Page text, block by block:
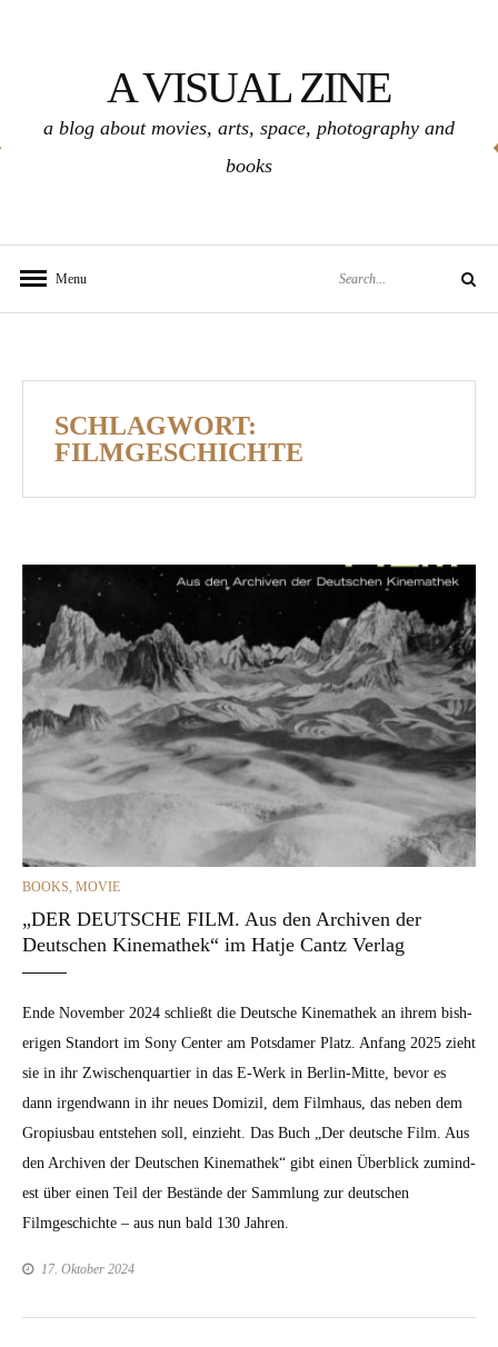
A VISUAL ZINE
a blog about movies, arts, space, photography and
books
Menu Search
SCHLAGWORT:
FILMGESCHICHTE
CATEGORIES
BOOKS, MOVIE
„DER DEUTSCHE FILM. Aus den Archiven der
Deutschen Kinemathek“ im Hatje Cantz Verlag
Ende Novem­ber 2024 schließt die Deutsche Kine­math­ek an ihrem bish­
eri­gen Stan­dort im Sony Cen­ter am Pots­damer Platz. Anfang 2025 zieht
sie in ihr Zwis­chen­quarti­er in das E‑Werk in Berlin-Mitte, bevor es
dann irgend­wann in ihr neues Dom­izil, dem Filmhaus, das neben dem
Gropius­bau entste­hen soll, einzieht. Das Buch „Der deutsche Film. Aus
den Archiv­en der Deutschen Kine­math­ek“ gibt einen Überblick zumin­d­
est über einen Teil der Bestände der Samm­lung zur deutschen
Filmgeschichte – aus nun bald 130 Jahren.
17. Oktober 2024